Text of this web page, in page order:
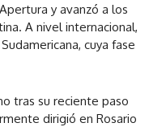
y avanzó a los
A nivel internacional,
cuya fase
tras su reciente paso
dirigió en Rosario